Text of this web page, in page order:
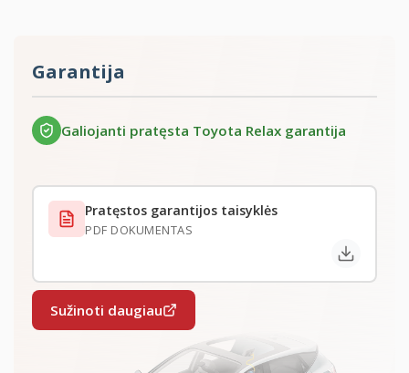
Garantija
Galiojanti pratęsta Toyota Relax garantija
Pratęstos garantijos taisyklės
PDF DOKUMENTAS
Sužinoti daugiau